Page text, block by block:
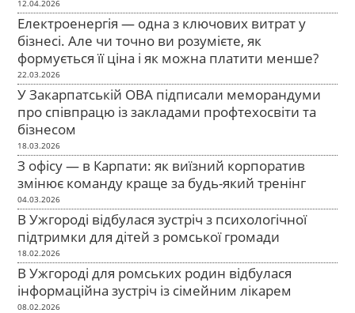
12.04.2026
Електроенергія — одна з ключових витрат у
бізнесі. Але чи точно ви розумієте, як
формується її ціна і як можна платити менше?
22.03.2026
У Закарпатській ОВА підписали меморандуми
про співпрацю із закладами профтехосвіти та
бізнесом
18.03.2026
З офісу — в Карпати: як виїзний корпоратив
змінює команду краще за будь-який тренінг
04.03.2026
В Ужгороді відбулася зустріч з психологічної
підтримки для дітей з ромської громади
18.02.2026
В Ужгороді для ромських родин відбулася
інформаційна зустріч із сімейним лікарем
08.02.2026